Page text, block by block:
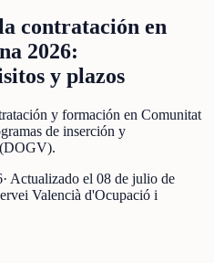
contratación en
2026:
y plazos
y formación en Comunitat
de inserción y
· Actualizado el 08 de julio de
Valencià d'Ocupació i